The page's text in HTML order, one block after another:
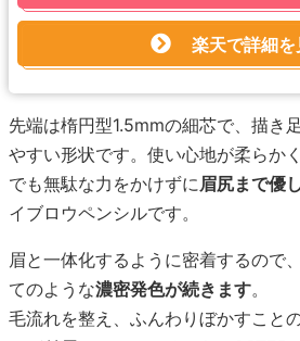
楽天で詳細を
先端は楕円型1.5mmの細芯で、描き
やすい形状です。使い心地が柔らか
でも無駄な力をかけずに 眉尻まで優
イブロウペンシルです。
眉と一体化するように密着するので
てのような濃密発色が続きます。
毛流れを整え、ふんわりぼかすこと